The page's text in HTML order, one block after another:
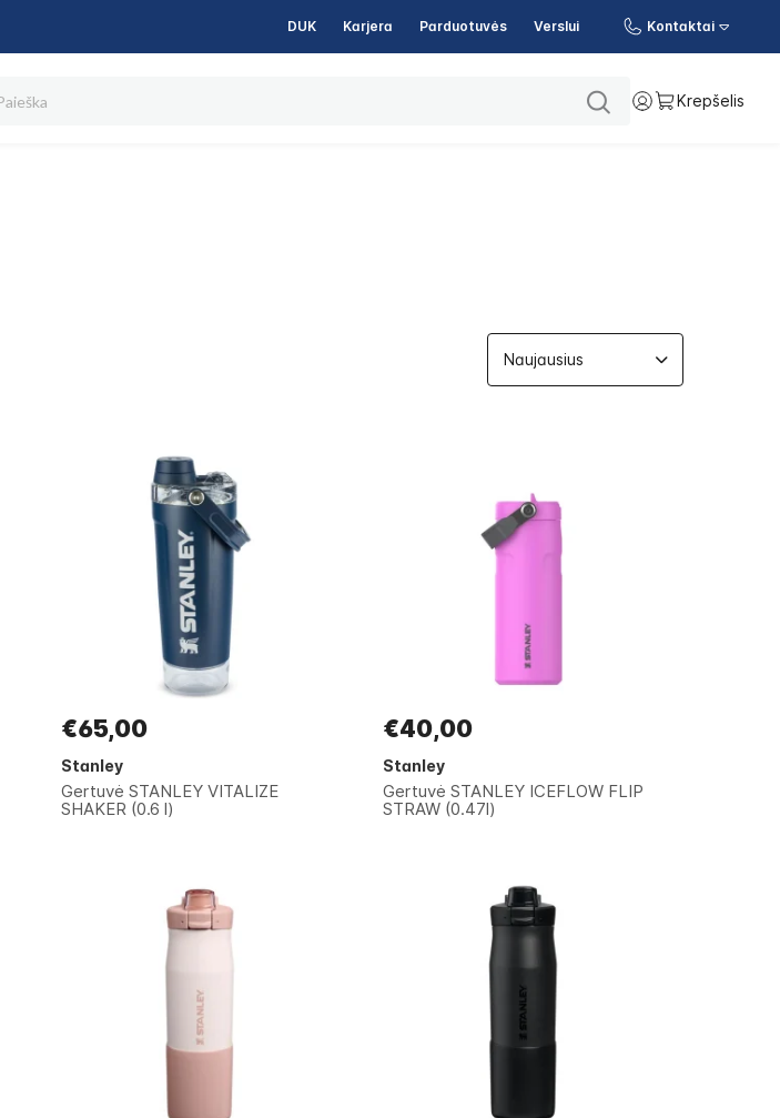
DUK Karjera Parduotuvės Verslui Kontaktai
Krepšelis
€65,00
Stanley
Gertuvė STANLEY VITALIZE
SHAKER (0.6 l)
€40,00
Stanley
Gertuvė STANLEY ICEFLOW FLIP
STRAW (0.47l)